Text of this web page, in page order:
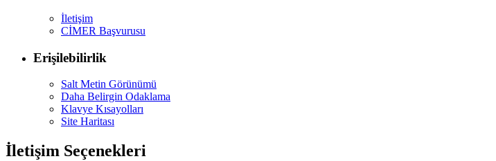
İletişim
CİMER Başvurusu
Erişilebilirlik
Salt Metin Görünümü
Daha Belirgin Odaklama
Klavye Kısayolları
Site Haritası
İletişim Seçenekleri